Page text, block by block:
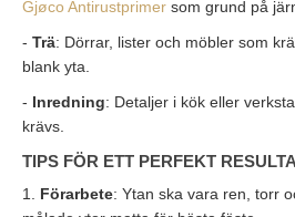
Gjøco Antirustprimer som grund på
- Trä: Dörrar, lister och möbler som
blank yta.
- Inredning: Detaljer i kök eller
krävs.
TIPS FÖR ETT PERFEKT
1. Förarbete: Ytan ska vara ren, torr